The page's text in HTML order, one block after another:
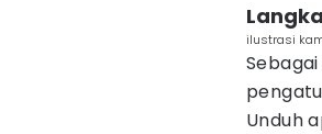
ilustrasi
Unduh